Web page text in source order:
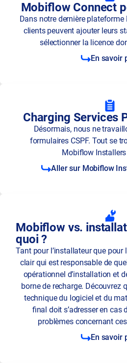
Mobiflow Connect
Dans notre dernière
clients peuvent ajouter leurs
sélectionner la licence
En savoir
Charging Services
Désormais, nous ne
formulaires CSPF. Tout se
Mobiflow
Aller sur Mobiflow
Mobiflow vs.
quoi ?
Tant pour l’installateur que
clair qui est responsable de
opérationnel d’installation et
borne de recharge. Découvrez
technique du logiciel et du
final doit s’adresser en cas
problèmes concernant
En savoir